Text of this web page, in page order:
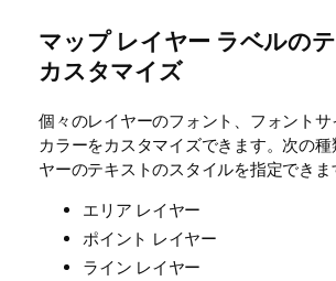
マップ レイヤー ラベルの
カスタマイズ
個々のレイヤーのフォント、フォントサ
カラーをカスタマイズできます。次の
ヤーのテキストのスタイルを指定できま
エリア レイヤー
ポイント レイヤー
ライン レイヤー